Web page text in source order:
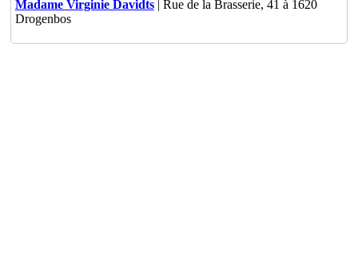
Madame Virginie Davidts| Rue de la Brasserie, 41 à 1620
Drogenbos